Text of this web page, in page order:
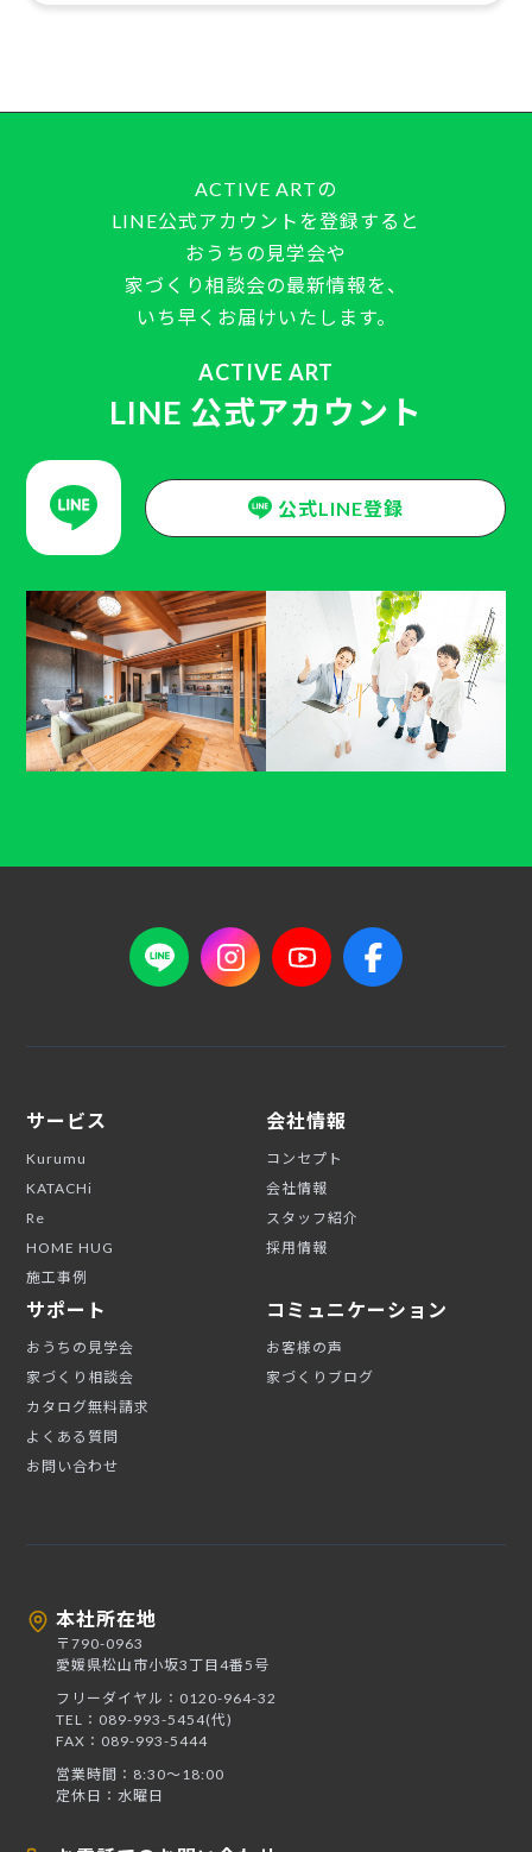
ACTIVE ARTの
LINE公式アカウントを登録すると
おうちの見学会や
家づくり相談会の最新情報を、
いち早くお届けいたします。
ACTIVE ART
LINE 公式アカウント
公式LINE登録
サービス
Kurumu
KATACHi
Re
HOME HUG
施工事例
会社情報
コンセプト
会社情報
スタッフ紹介
採用情報
サポート
おうちの見学会
家づくり相談会
カタログ無料請求
よくある質問
お問い合わせ
コミュニケーション
お客様の声
家づくりブログ
本社所在地
〒790-0963
愛媛県松山市小坂3丁目4番5号
フリーダイヤル：0120-964-32
TEL：089-993-5454(代)
FAX：089-993-5444
営業時間：8:30〜18:00
定休日：水曜日